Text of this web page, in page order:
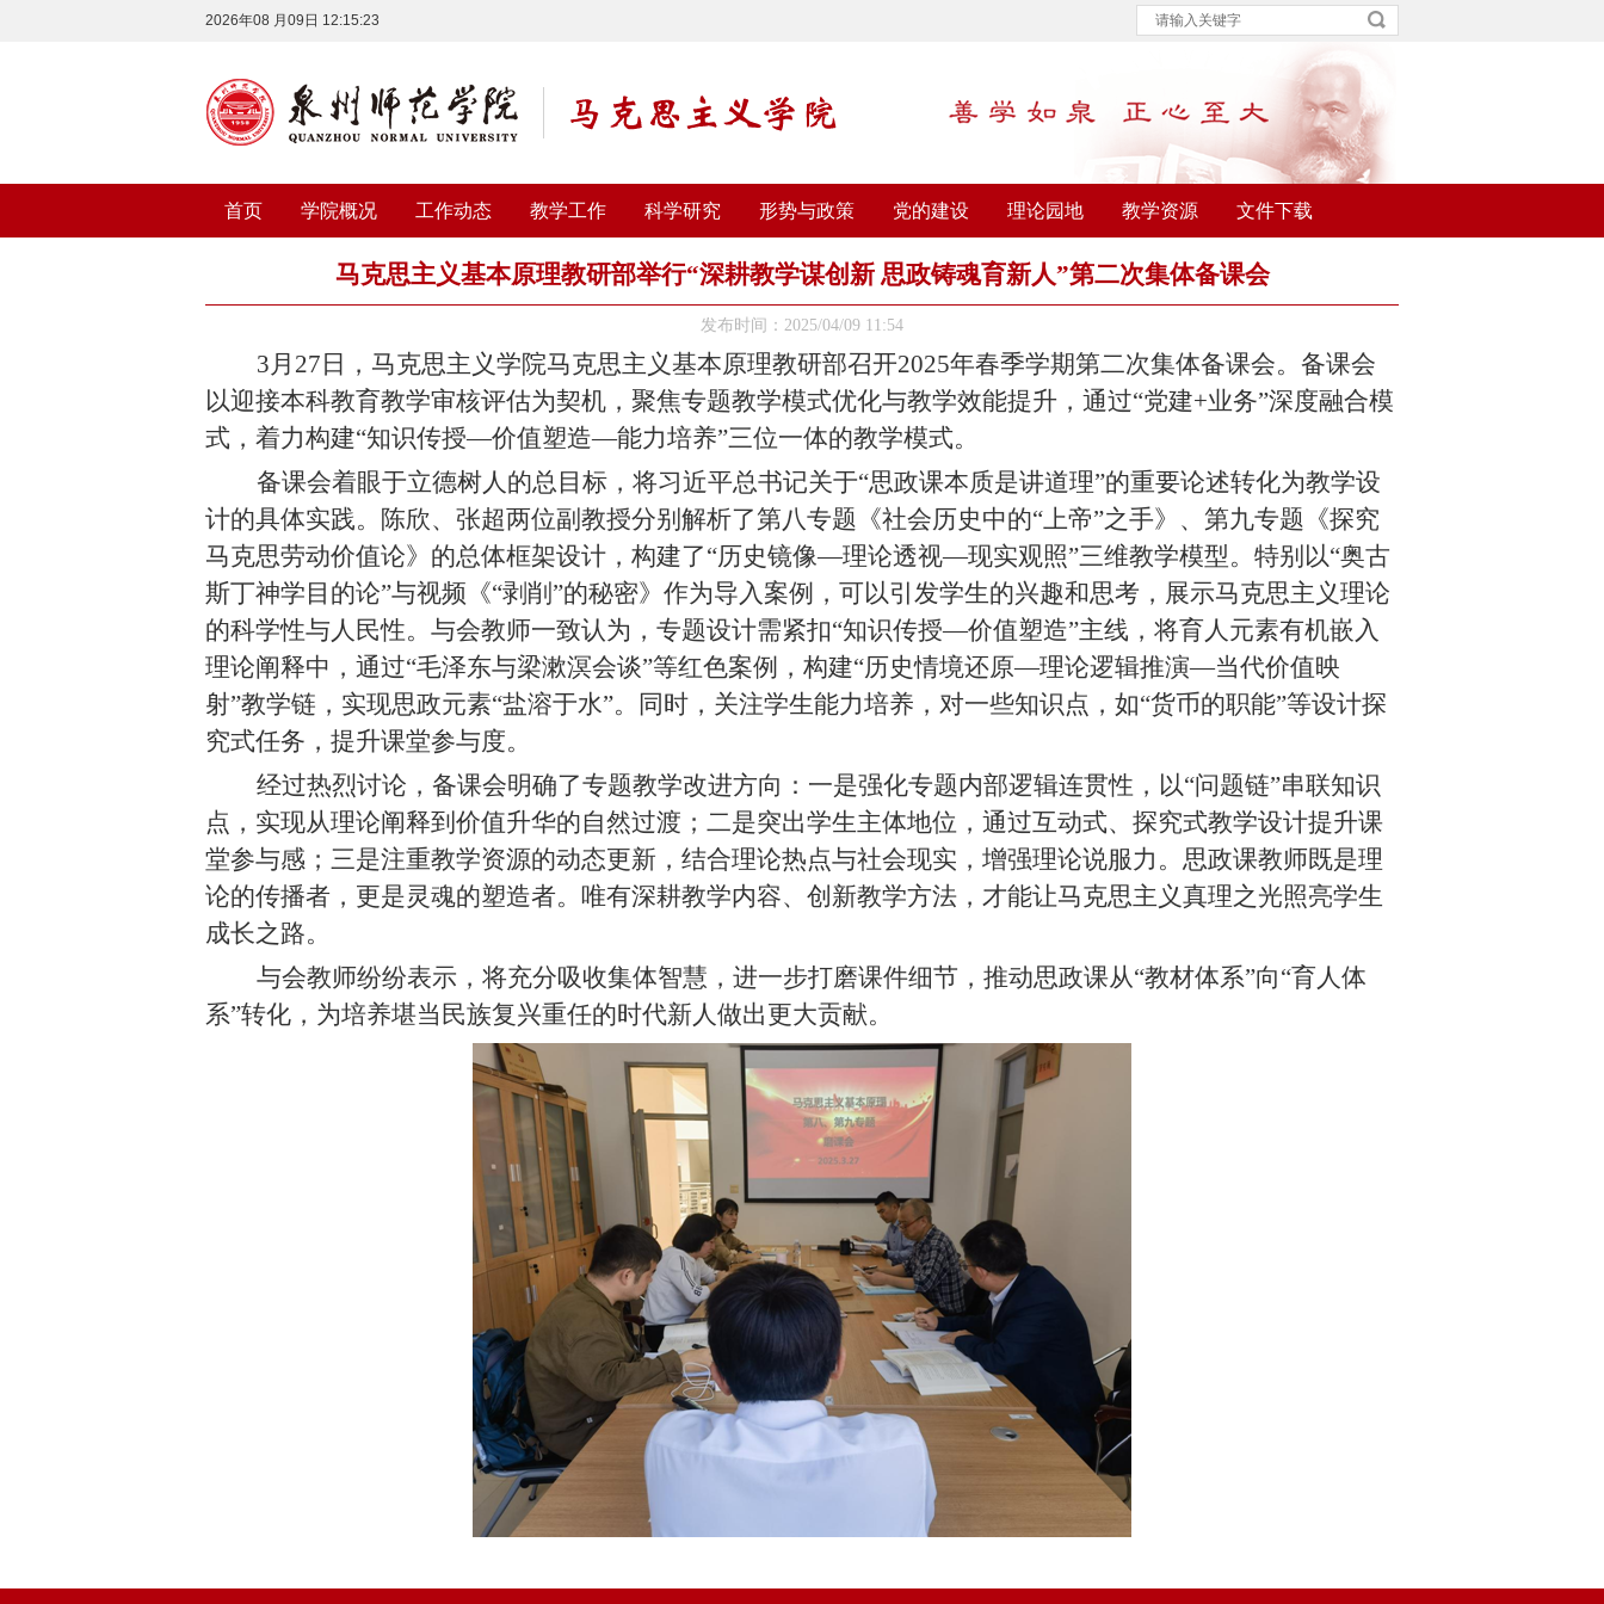
2026年08 月09日 12:15:24
首页 学院概况 工作动态 教学工作 科学研究 形势与政策 党的建设 理论园地 教学资源 文件下载
马克思主义基本原理教研部举行“深耕教学谋创新 思政铸魂育新人”第二次集体备课会
发布时间：2025/04/09 11:54
3月 27 日，马克思主义学院马克思主义基本原理教研部召开2025年春季学期第二次集体备课会。备课会
以迎接本科教育教学审核评估为契机，聚焦专题教学模式优化与教学效能提升，通过“党建+业务”深度融合模
式，着力构建“知识传授—价值塑造—能力培养”三位一体的教学模式。
备课会着眼于立德树人的总目标，将习近平总书记关于“思政课本质是讲道理”的重要论述转化为教学设
计的具体实践。陈欣、张超两位副教授分别解析了第八专题《社会历史中的“上帝”之手》、第九专题《探究
马克思劳动价值论》的总体框架设计，构建了“历史镜像—理论透视—现实观照”三维教学模型。特别以“奥古
斯丁神学目的论”与视频《“剥削”的秘密》作为导入案例，可以引发学生的兴趣和思考，展示马克思主义理论
的科学性与人民性。与会教师一致认为，专题设计需紧扣“知识传授—价值塑造”主线，将育人元素有机嵌入
理论阐释中 ， 通过“毛泽东与梁漱溟会谈”等红色案例，构建“历史情境还原—理论逻辑推演—当代价值映
射”教学链，实现思政元素“盐溶于水”。同时，关注学生能力培养，对一些知识点，如“货币的职能”等设计探
究式任务，提升课堂参与度。
经过热烈讨论，备课会明确了专题教学改进方向：一是强化专题内部逻辑连贯性，以“问题链”串联知识
点，实现从理论阐释到价值升华的自然过渡；二是突出学生主体地位，通过互动式、探究式教学设计提升课
堂参与感；三是注重教学资源的动态更新，结合理论热点与社会现实，增强理论说服力。思政课教师既是理
论的传播者，更是灵魂的塑造者。唯有深耕教学内容、创新教学方法，才能让马克思主义真理之光照亮学生
成长之路。
与会教师纷纷表示，将充分吸收集体智慧，进一步打磨课件细节，推动思政课从“教材体系”向“育人体
系”转化，为培养堪当民族复兴重任的时代新人做出更大贡献。